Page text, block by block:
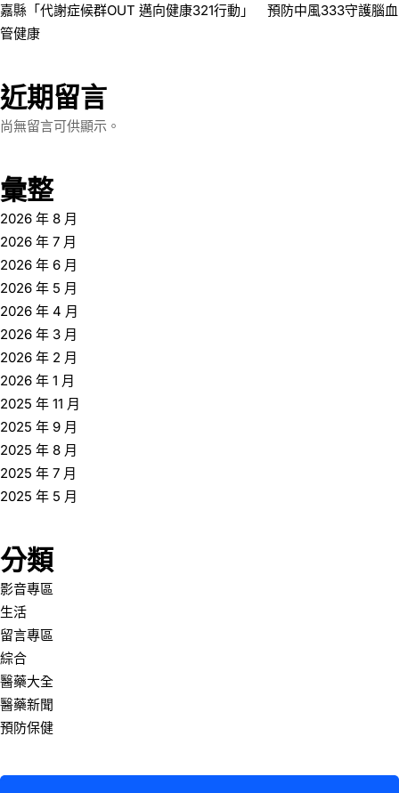
嘉縣「代謝症候群OUT 邁向健康321行動」 預防中風333守護腦血
管健康
近期留言
尚無留言可供顯示。
彙整
2026 年 8 月
2026 年 7 月
2026 年 6 月
2026 年 5 月
2026 年 4 月
2026 年 3 月
2026 年 2 月
2026 年 1 月
2025 年 11 月
2025 年 9 月
2025 年 8 月
2025 年 7 月
2025 年 5 月
分類
影音專區
生活
留言專區
綜合
醫藥大全
醫藥新聞
預防保健